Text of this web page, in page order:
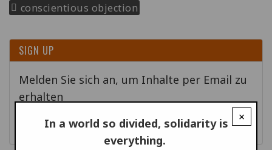
conscientious objection
×
In a world so divided, solidarity is
everything.
SIGN UP
Melden Sie sich an, um Inhalte per Email zu
erhalten
Geh!